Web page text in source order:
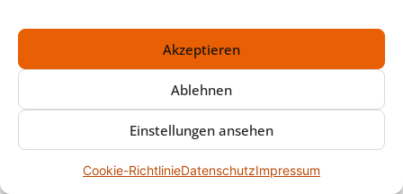
Akzeptieren
Ablehnen
Einstellungen ansehen
Cookie-RichtlinieDatenschutzImpressum
Werturteil.
Wichtig ist
praktische
Fehlt der
Schlüssel,